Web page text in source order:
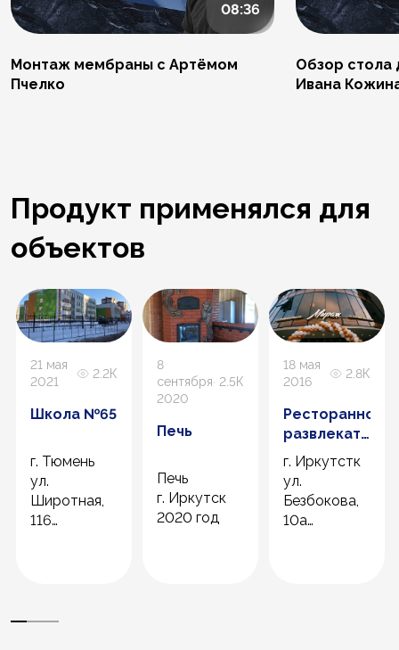
08:36
Монтаж мембраны с Артёмом
Пчелко
Обзор стола
Ивана
Продукт применялся для
объектов
21 мая
2021
2.2К
Школа №65
г. Тюмень
ул.
Широтная,
116
8
сентября
2020
2.5К
Печь
Печь
г. Иркутск
2020 год
18 мая
2016
2.8К
Ресторанно-
комплекс
«Мираж»
г. Иркутстк
ул.
Безбокова,
10а